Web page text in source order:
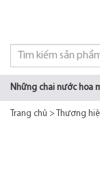
Những chai nước hoa
Trang chủ > Thương